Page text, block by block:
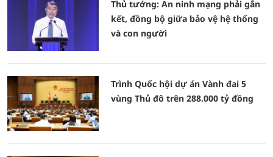
Thủ tướng: An ninh mạng phải gắn
kết, đồng bộ giữa bảo vệ hệ thống
và con người
Trình Quốc hội dự án Vành đai 5
vùng Thủ đô trên 288.000 tỷ đồng